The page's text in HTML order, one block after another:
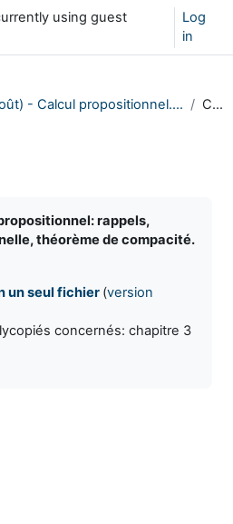
using guest
Log
in
Bloc 2 (29-30 août) - Calcul propositionnel. Introduction au calcul des prédicats. Cours 2
rappels,
théorème de compacité.
un seul fichier (version
concernés: chapitre 3